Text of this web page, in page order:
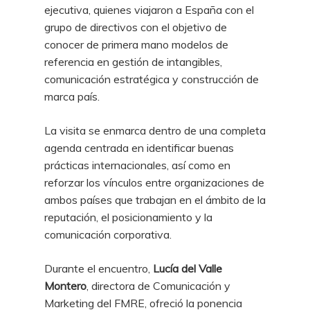
ejecutiva, quienes viajaron a España con el
grupo de directivos con el objetivo de
conocer de primera mano modelos de
referencia en gestión de intangibles,
comunicación estratégica y construcción de
marca país.
La visita se enmarca dentro de una completa
agenda centrada en identificar buenas
prácticas internacionales, así como en
reforzar los vínculos entre organizaciones de
ambos países que trabajan en el ámbito de la
reputación, el posicionamiento y la
comunicación corporativa.
Durante el encuentro, Lucía del Valle
Montero , directora de Comunicación y
Marketing del FMRE, ofreció la ponencia